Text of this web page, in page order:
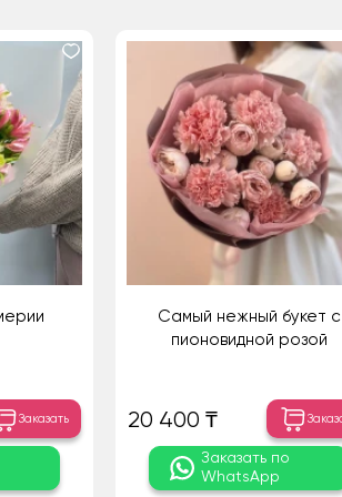
Заказать
Самый нежный букет с
пионовидной розой
20 400 ₸
Заказать по
WhatsApp